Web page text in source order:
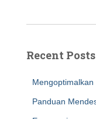
Recent Posts
Panduan